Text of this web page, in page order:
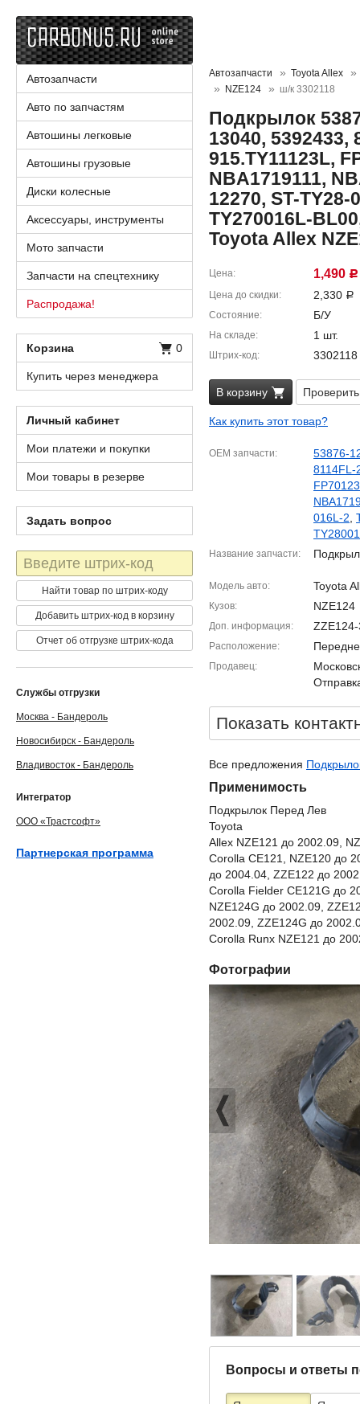
Автозапчасти
Toyota Allex
NZE124
ш/к 3302118
Подкрылок
13040, 5392433,
915.TY11123L,
NBA1719111,
12270, ST-TY28-
TY270016L-
Toyota Allex
Цена 1,490 Р
Цена до скидки 2,330 Р
Состояние Б/У
На складе 1 шт.
Штрих-код 3302118
В корзину
Как купить этот товар?
OEM запчасти
53876-
8114FL-
016L-2
Название запчасти
Модель авто Toyota
Кузов NZE124
Доп. информация
Расположение
Продавец
Показать
Все предложения
Применимость
Подкрылок Перед Лев
Toyota
Allex NZE121 до 2002.09,
Corolla CE121, NZE120 до
до 2004.04, ZZE122 до
Corolla Fielder CE121G до
NZE124G до 2002.09,
2002.09, ZZE124G до
Corolla Runx NZE121 до
Фотографии
Вопросы и ответы
Автозапчасти
Авто по запчастям
Автошины легковые
Автошины грузовые
Диски колесные
Аксессуары, инструменты
Мото запчасти
Запчасти на спецтехнику
Распродажа!
Корзина 0
Купить через менеджера
Личный кабинет
Мои платежи и покупки
Мои товары в резерве
Задать вопрос
Штрих-
код
Найти товар по штрих-коду
Добавить штрих-код в корзину
Отчет об отгрузке штрих-кода
Службы отгрузки
Москва - Бандероль
Новосибирск - Бандероль
Владивосток - Бандероль
Интегратор
ООО «Трастсофт»
Партнерская программа